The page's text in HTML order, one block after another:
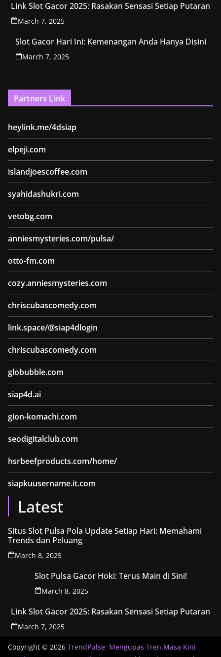
Link Slot Gacor 2025: Rasakan Sensasi Setiap Putaran
March 7, 2025
Slot Gacor Hari Ini: Kemenangan Anda Hanya Disini
March 7, 2025
Partners Link
heylink.me/4dsiap
elpeji.com
islandjoescoffee.com
syahidashukri.com
vetobg.com
anniesmysteries.com/pulsa/
otto-fm.com
cozy.anniesmysteries.com
chriscubascomedy.com
link.space/@siap4dlogin
chriscubascomedy.com
globubble.com
siap4d.ai
gion-komachi.com
seodigitalclub.com
hsrbeefproducts.com/home/
siapkuusername.it.com
Latest
Situs Slot Pulsa Pola Update Setiap Hari: Memahami
Trends dan Peluang
March 8, 2025
Slot Pulsa Gacor Hoki: Terus Main di Sini!
March 8, 2025
Link Slot Gacor 2025: Rasakan Sensasi Setiap Putaran
March 7, 2025
Copyright © 2026 TrendPulse: Mengupas Tren Masa Kini